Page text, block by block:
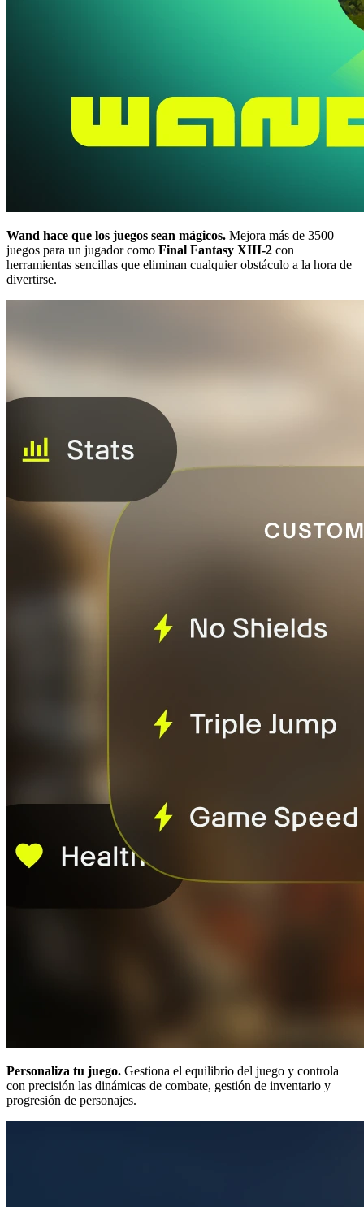
Wand hace que los juegos sean mágicos. Mejora más de 3500
juegos para un jugador como Final Fantasy XIII-2 con
herramientas sencillas que eliminan cualquier obstáculo a la hora de
divertirse.
Personaliza tu juego. Gestiona el equilibrio del juego y controla
con precisión las dinámicas de combate, gestión de inventario y
progresión de personajes.